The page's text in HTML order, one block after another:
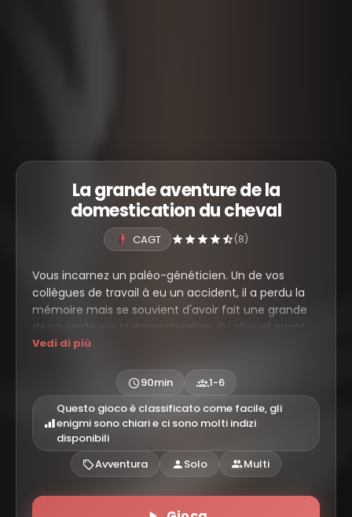
La grande aventure de la
domestication du cheval
CAGT (8)
Vous incarnez un paléo-généticien. Un de vos
collègues de travail à eu un accident, il a perdu la
mémoire mais se souvient d'avoir fait une grande
découverte sur la domestication du cheval avant
d'avoir l'accident. Il vous a charger de retrouver ses
informations importantes que le scientifique
pensait avoir trouvé.
Vedi di più
90min
1-6
Questo gioco è classificato come facile, gli
enigmi sono chiari e ci sono molti indizi
disponibili
Avventura
Solo Multi